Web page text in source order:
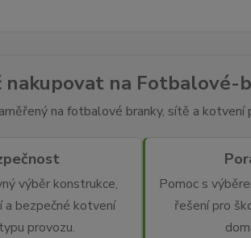
nakupovat na Fotbalové-
na fotbalové branky, sítě a kotvení
výběr konstrukce,
a bezpečné kotvení
provozu.
Pomoc s
řešení pro